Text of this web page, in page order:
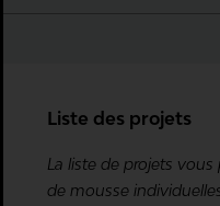
Liste des projets
La liste de projets
de mousse